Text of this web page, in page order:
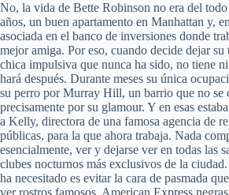
No, la vida de Bette Robinson no era del
años, un buen apartamento en Manhattan y,
asociada en el banco de inversiones donde
mejor amiga. Por eso, cuando decide dejar su
chica impulsiva que nunca ha sido, no tiene
hará después. Durante meses su única
su perro por Murray Hill, un barrio que no se
precisamente por su glamour. Y en esas
a Kelly, directora de una famosa agencia de
públicas, para la que ahora trabaja. Nada
esencialmente, ver y dejarse ver en todas las
clubes nocturnos más exclusivos de la
ha necesitado es evitar la cara de pasmada
ver rostros famosos, American Express